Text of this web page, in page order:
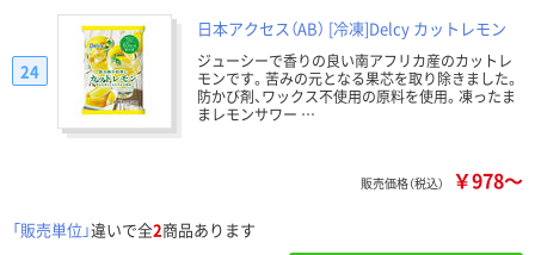
日本アクセス（AB） [冷凍]Delcy カットレモン
ジューシーで香りの良い南アフリカ産のカットレ
モンです。苦みの元となる果芯を取り除きました。
防かび剤、ワックス不使用の原料を使用。凍ったま
まレモンサワー …
24
販売価格（税込） ￥978～
「販売単位」違いで全2商品あります